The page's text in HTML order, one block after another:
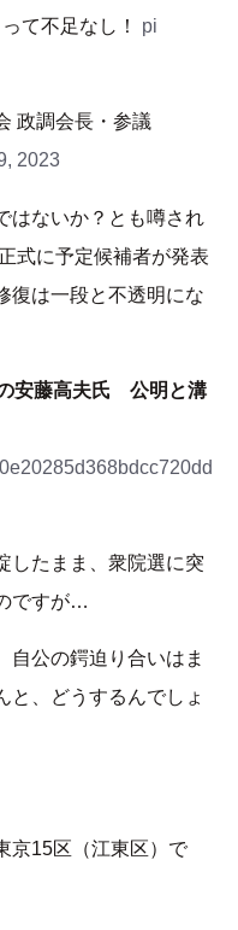
て不足なし！ pi
政調会長・参議
2023
はないか？とも噂され
式に予定候補者が発表
復は一段と不透明にな
安藤高夫氏 公明と溝
したまま、衆院選に突
ですが…
自公の鍔迫り合いはま
と、どうするんでしょ
京15区（江東区）で